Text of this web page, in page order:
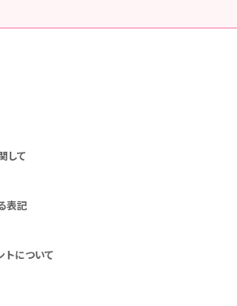
して
表記
トについて